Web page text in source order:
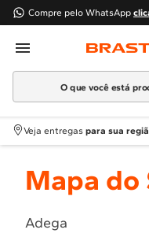
Compre pelo WhatsApp
Em
O que você está
Termos mais buscados
1º Geladeira
2
Fogao
4 º Lava Louça
Veja entregas para sua
Mapa do
Adega